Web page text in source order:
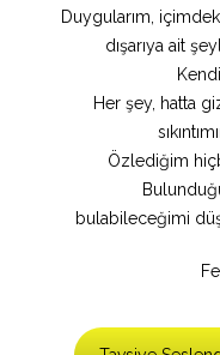
Duygularım,
dışarıya ait
Her şey, hatta
Özlediğim
bulabileceğimi